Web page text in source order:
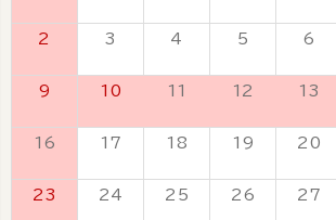
2 3 4 5 6
9 10 11 12 13
16 17 18 19 20
23 24 25 26 27